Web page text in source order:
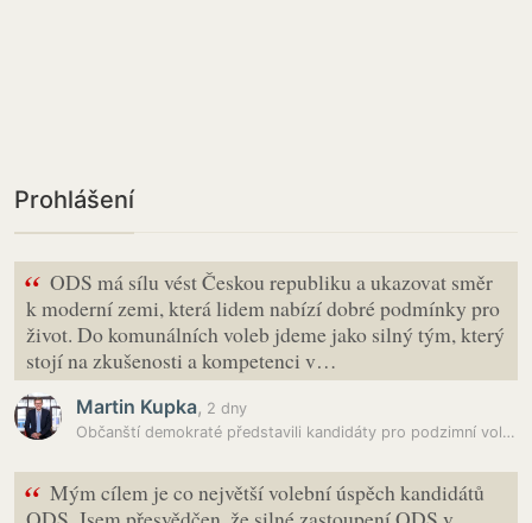
Prohlášení
“ ODS má sílu vést Českou republiku a ukazovat směr
k moderní zemi, která lidem nabízí dobré podmínky pro
život. Do komunálních voleb jdeme jako silný tým, který
stojí na zkušenosti a kompetenci v…
Martin Kupka, 2 dny
Občanští demokraté představili kandidáty pro podzimní volby
“ Mým cílem je co největší volební úspěch kandidátů